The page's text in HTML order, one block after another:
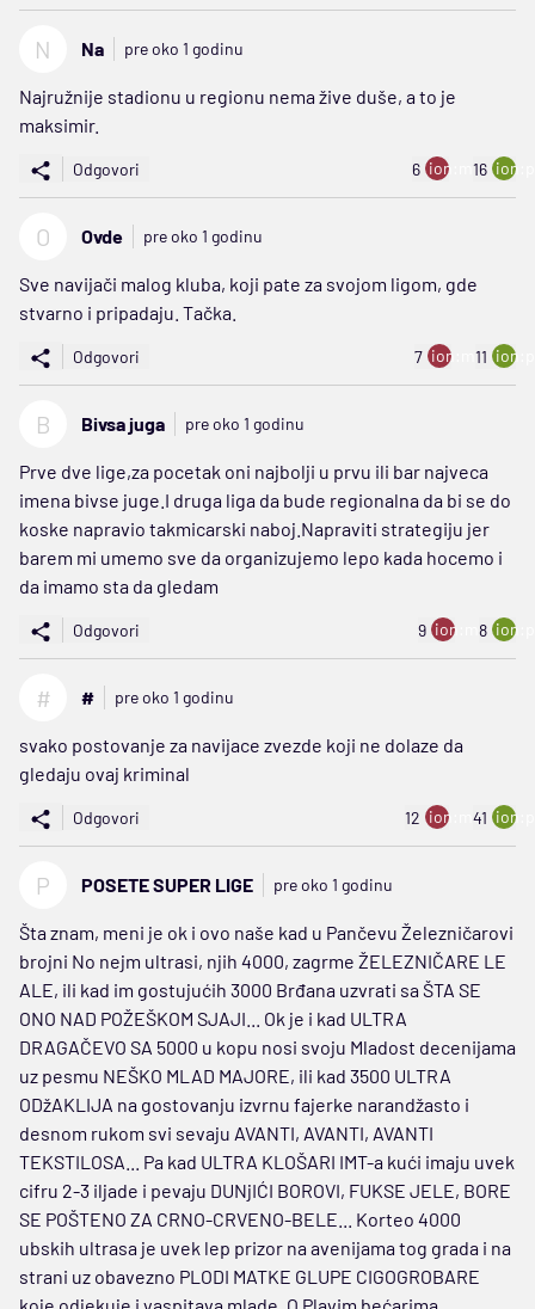
N Na pre oko 1 godinu
Najružnije stadionu u regionu nema žive duše, a to je
maksimir.
Odgovori 6 ion:minus
16
O Ovde pre oko 1 godinu
Sve navijači malog kluba, koji pate za svojom ligom, gde
stvarno i pripadaju. Tačka.
Odgovori 7 ion:minus
11
B Bivsa juga pre oko 1 godinu
Prve dve lige,za pocetak oni najbolji u prvu ili bar najveca
imena bivse juge.I druga liga da bude regionalna da bi se do
koske napravio takmicarski naboj.Napraviti strategiju jer
barem mi umemo sve da organizujemo lepo kada hocemo i
da imamo sta da gledam
Odgovori 9 ion:minus
8
# # pre oko 1 godinu
svako postovanje za navijace zvezde koji ne dolaze da
gledaju ovaj kriminal
Odgovori 12 ion:minus
41
P POSETE SUPER LIGE pre oko 1 godinu
Šta znam, meni je ok i ovo naše kad u Pančevu Železničarovi
brojni No nejm ultrasi, njih 4000, zagrme ŽELEZNIČARE LE
ALE, ili kad im gostujućih 3000 Brđana uzvrati sa ŠTA SE
ONO NAD POŽEŠKOM SJAJI... Ok je i kad ULTRA
DRAGAČEVO SA 5000 u kopu nosi svoju Mladost decenijama
uz pesmu NEŠKO MLAD MAJORE, ili kad 3500 ULTRA
ODžAKLIJA na gostovanju izvrnu fajerke narandžasto i
desnom rukom svi sevaju AVANTI, AVANTI, AVANTI
TEKSTILOSA... Pa kad ULTRA KLOŠARI IMT-a kući imaju uvek
cifru 2-3 iljade i pevaju DUNjIĆI BOROVI, FUKSE JELE, BORE
SE POŠTENO ZA CRNO-CRVENO-BELE... Korteo 4000
ubskih ultrasa je uvek lep prizor na avenijama tog grada i na
strani uz obavezno PLODI MATKE GLUPE CIGOGROBARE